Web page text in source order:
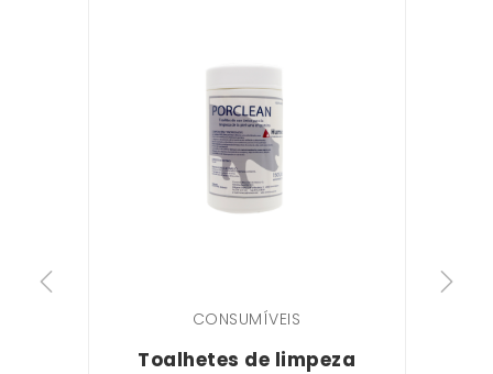
CONSUMÍVEIS
Toalhetes de limpeza